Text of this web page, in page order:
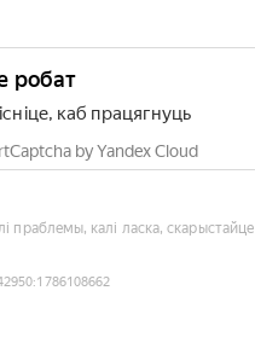
робат
каб працягнуць
by Yandex Cloud
праблемы, калі ласка, скарыстайце
:1786108662